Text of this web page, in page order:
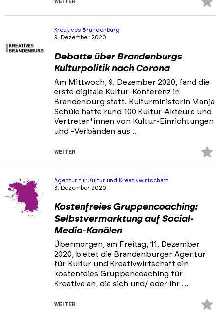
WEITER
Kreatives Brandenburg
9. Dezember 2020
Debatte über Brandenburgs
Kulturpolitik nach Corona
Am Mittwoch, 9. Dezember 2020, fand die
erste digitale Kultur-Konferenz in
Brandenburg statt. Kulturministerin Manja
Schüle hatte rund 100 Kultur-Akteure und
Vertreter*innen von Kultur-Einrichtungen
und -Verbänden aus …
WEITER
Agentur für Kultur und Kreativwirtschaft
8. Dezember 2020
Kostenfreies Gruppencoaching:
Selbstvermarktung auf Social-
Media-Kanälen
Übermorgen, am Freitag, 11. Dezember
2020, bietet die Brandenburger Agentur
für Kultur und Kreativwirtschaft ein
kostenfeies Gruppencoaching für
Kreative an, die sich und/ oder ihr …
WEITER